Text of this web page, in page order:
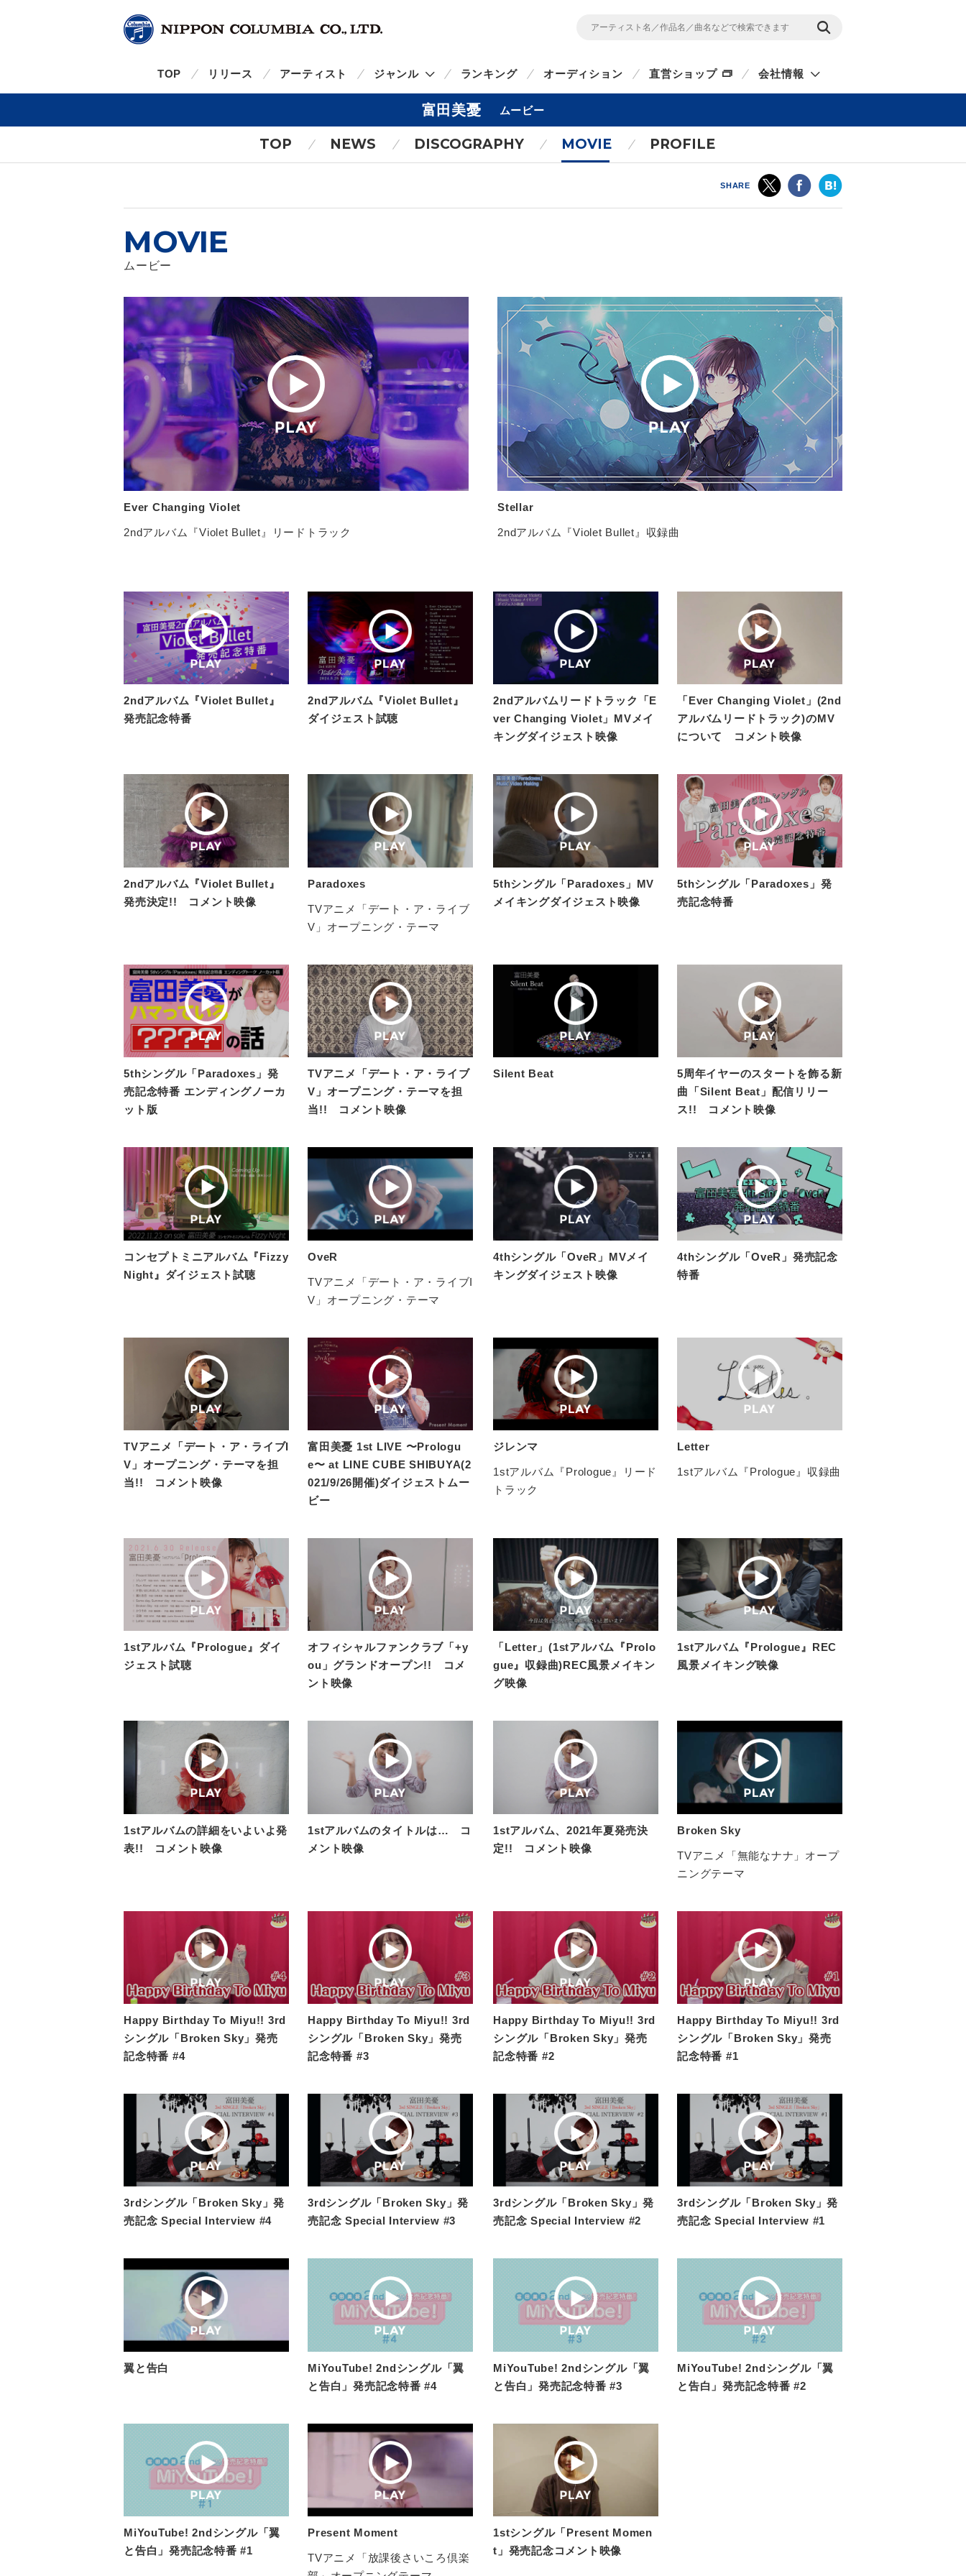
TOP リリース アーティスト ジャンル ランキング オーディション 直営ショップ 会社情報
富田美憂 ムービー
TOP NEWS DISCOGRAPHY MOVIE PROFILE
SHARE
MOVIE
ムービー
Ever Changing Violet
2ndアルバム『Violet Bullet』リードトラック
Stellar
2ndアルバム『Violet Bullet』収録曲
2ndアルバム『Violet Bullet』
発売記念特番
2ndアルバム『Violet Bullet』
ダイジェスト試聴
2ndアルバムリードトラック「E
ver Changing Violet」MVメイ
キングダイジェスト映像
「Ever Changing Violet」(2nd
アルバムリードトラック)のMV
について コメント映像
2ndアルバム『Violet Bullet』
発売決定!! コメント映像
Paradoxes
TVアニメ「デート・ア・ライブ
V」オープニング・テーマ
5thシングル「Paradoxes」MV
メイキングダイジェスト映像
5thシングル「Paradoxes」発
売記念特番
5thシングル「Paradoxes」発
売記念特番 エンディングノーカ
ット版
TVアニメ「デート・ア・ライブ
V」オープニング・テーマを担
当!! コメント映像
Silent Beat
5周年イヤーのスタートを飾る新
曲「Silent Beat」配信リリー
ス!! コメント映像
コンセプトミニアルバム『Fizzy
Night』ダイジェスト試聴
OveR
TVアニメ「デート・ア・ライブI
V」オープニング・テーマ
4thシングル「OveR」MVメイ
キングダイジェスト映像
4thシングル「OveR」発売記念
特番
TVアニメ「デート・ア・ライブI
V」オープニング・テーマを担
当!! コメント映像
富田美憂 1st LIVE 〜Prologu
e〜 at LINE CUBE SHIBUYA(2
021/9/26開催)ダイジェストムー
ビー
ジレンマ
1stアルバム『Prologue』リード
トラック
Letter
1stアルバム『Prologue』収録曲
1stアルバム『Prologue』ダイ
ジェスト試聴
オフィシャルファンクラブ「+y
ou」グランドオープン!! コメ
ント映像
「Letter」(1stアルバム『Prolo
gue』収録曲)REC風景メイキン
グ映像
1stアルバム『Prologue』REC
風景メイキング映像
1stアルバムの詳細をいよいよ発
表!! コメント映像
1stアルバムのタイトルは… コ
メント映像
1stアルバム、2021年夏発売決
定!! コメント映像
Broken Sky
TVアニメ「無能なナナ」オープ
ニングテーマ
Happy Birthday To Miyu!! 3rd
シングル「Broken Sky」発売
記念特番 #4
Happy Birthday To Miyu!! 3rd
シングル「Broken Sky」発売
記念特番 #3
Happy Birthday To Miyu!! 3rd
シングル「Broken Sky」発売
記念特番 #2
Happy Birthday To Miyu!! 3rd
シングル「Broken Sky」発売
記念特番 #1
3rdシングル「Broken Sky」発
売記念 Special Interview #4
3rdシングル「Broken Sky」発
売記念 Special Interview #3
3rdシングル「Broken Sky」発
売記念 Special Interview #2
3rdシングル「Broken Sky」発
売記念 Special Interview #1
翼と告白
MiYouTube! 2ndシングル「翼
と告白」発売記念特番 #4
MiYouTube! 2ndシングル「翼
と告白」発売記念特番 #3
MiYouTube! 2ndシングル「翼
と告白」発売記念特番 #2
MiYouTube! 2ndシングル「翼
と告白」発売記念特番 #1
Present Moment
TVアニメ「放課後さいころ倶楽
1stシングル「Present Momen
t」発売記念コメント映像